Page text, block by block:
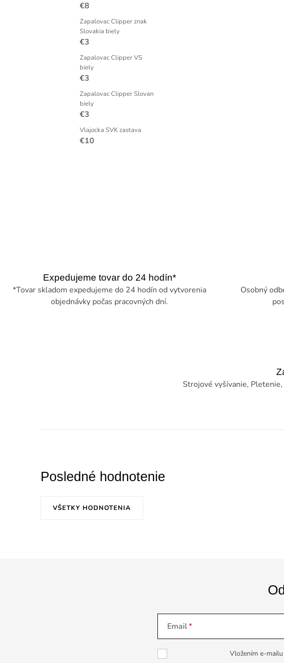
€8
Zapalovac Clipper znak
Slovakia biely
€3
Zapalovac Clipper VS
biely
€3
Zapalovac Clipper Slovan
biely
€3
Vlajocka SVK zastava
€10
Expedujeme tovar do 24 hodín*
*Tovar skladom expedujeme do 24 hodín od vytvorenia
objednávky počas pracovných dní.
Osobný
Strojové vyšívanie,
Posledné hodnotenie
VŠETKY HODNOTENIA
Email
Vložením e-